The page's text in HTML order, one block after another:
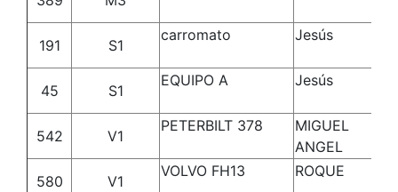
191
S1
carromato Jesús
45
S1
EQUIPO A Jesús
542
V1
PETERBILT 378
MIGUEL
ANGEL
580
V1
VOLVO FH13 ROQUE